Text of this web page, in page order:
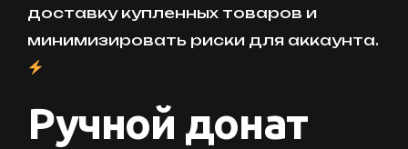
доставку купленных товаров и
минимизировать риски для аккаунта.
Ручной донат